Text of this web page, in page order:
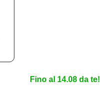
Fino al 14.08 da te!